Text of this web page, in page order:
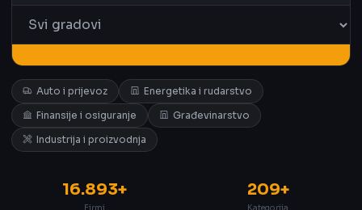
Auto i prijevoz
Energetika i rudarstvo
Finansije i osiguranje
Građevinarstvo
Industrija i proizvodnja
16.893+ 209+